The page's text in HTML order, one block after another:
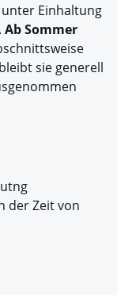
Einhaltung
Ab Sommer
bleibt sie generell
der Zeit von